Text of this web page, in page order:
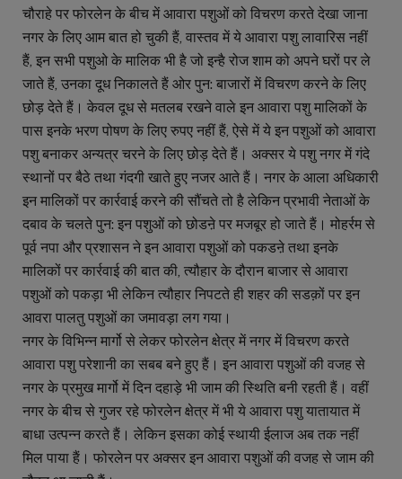
चौराहे पर फोरलेन के बीच में आवारा पशुओं को विचरण करते देखा जाना
नगर के लिए आम बात हो चुकी हैं, वास्तव में ये आवारा पशु लावारिस नहीं
हैं, इन सभी पशुओ के मालिक भी है जो इन्है रोज शाम को अपने घरों पर ले
जाते हैं, उनका दूध निकालते हैं ओर पुन: बाजारों में विचरण करने के लिए
छोड़ देते हैं। केवल दूध से मतलब रखने वाले इन आवारा पशु मालिकों के
पास इनके भरण पोषण के लिए रुपए नहीं हैं, ऐसे में ये इन पशुओं को आवारा
पशु बनाकर अन्यत्र चरने के लिए छोड़ देते हैं। अक्सर ये पशु नगर में गंदे
स्थानों पर बैठे तथा गंदगी खाते हुए नजर आते हैं। नगर के आला अधिकारी
इन मालिकों पर कार्रवाई करने की सौंचते तो है लेकिन प्रभावी नेताओं के
दबाव के चलते पुन: इन पशुओं को छोडऩे पर मजबूर हो जाते हैं। मोहर्रम से
पूर्व नपा और प्रशासन ने इन आवारा पशुओं को पकडऩे तथा इनके
मालिकों पर कार्रवाई की बात की, त्यौहार के दौरान बाजार से आवारा
पशुओं को पकड़ा भी लेकिन त्यौहार निपटते ही शहर की सडक़ों पर इन
आवरा पालतु पशुओं का जमावड़ा लग गया।
नगर के विभिन्न मार्गो से लेकर फोरलेन क्षेत्र में नगर में विचरण करते
आवारा पशु परेशानी का सबब बने हुए हैं। इन आवारा पशुओं की वजह से
नगर के प्रमुख मार्गो में दिन दहाड़े भी जाम की स्थिति बनी रहती हैं। वहीं
नगर के बीच से गुजर रहे फोरलेन क्षेत्र में भी ये आवारा पशु यातायात में
बाधा उत्पन्न करते हैं। लेकिन इसका कोई स्थायी ईलाज अब तक नहीं
मिल पाया हैं। फोरलेन पर अक्सर इन आवारा पशुओं की वजह से जाम की